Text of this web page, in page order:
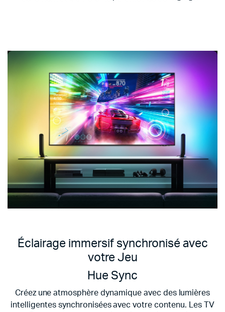
Éclairage immersif synchronisé avec
votre Jeu
Hue Sync
Créez une atmosphère dynamique avec des lumières
intelligentes synchronisées avec votre contenu. Les TV